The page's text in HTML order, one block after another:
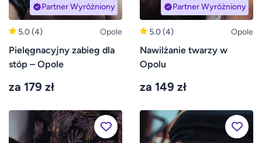
Partner Wyróżniony
5.0(4) Opole
Pielęgnacyjny zabieg dla
stóp – Opole
za 179 zł
Partner Wyróżniony
5.0(4) Opole
Nawilżanie twarzy w
Opolu
za 149 zł